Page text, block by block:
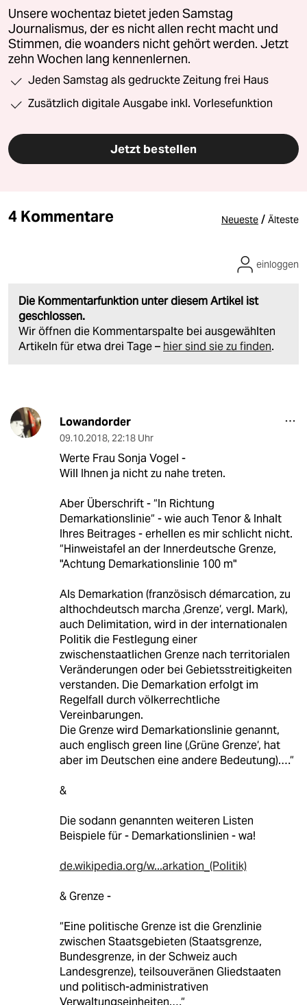
Unsere wochentaz bietet jeden Samstag
Journalismus, der es nicht allen recht macht und
Stimmen, die woanders nicht gehört werden. Jetzt
zehn Wochen lang kennenlernen.
Jeden Samstag als gedruckte Zeitung frei Haus
Zusätzlich digitale Ausgabe inkl. Vorlesefunktion
Jetzt bestellen
4 Kommentare Neueste / Älteste
Die Kommentarfunktion unter diesem Artikel ist
geschlossen.
Wir öffnen die Kommentarspalte bei ausgewählten
Artikeln für etwa drei Tage – hier sind sie zu finden.
einloggen
Lowandorder
09.10.2018, 22:18 Uhr
Werte Frau Sonja Vogel -
Will Ihnen ja nicht zu nahe treten.
Aber Überschrift - “In Richtung
Demarkationslinie“ - wie auch Tenor & Inhalt
Ihres Beitrages - erhellen es mir schlicht nicht.
“Hinweistafel an der Innerdeutsche Grenze,
"Achtung Demarkationslinie 100 m"
Als Demarkation (französisch démarcation, zu
althochdeutsch marcha ‚Grenze‘, vergl. Mark),
auch Delimitation, wird in der internationalen
Politik die Festlegung einer
zwischenstaatlichen Grenze nach territorialen
Veränderungen oder bei Gebietsstreitigkeiten
verstanden. Die Demarkation erfolgt im
Regelfall durch völkerrechtliche
Vereinbarungen.
Die Grenze wird Demarkationslinie genannt,
auch englisch green line (‚Grüne Grenze‘, hat
aber im Deutschen eine andere Bedeutung).…“
&
Die sodann genannten weiteren Listen
Beispiele für - Demarkationslinien - wa!
de.wikipedia.org/w...arkation_(Politik)
& Grenze -
“Eine politische Grenze ist die Grenzlinie
zwischen Staatsgebieten (Staatsgrenze,
Bundesgrenze, in der Schweiz auch
Landesgrenze), teilsouveränen Gliedstaaten
und politisch-administrativen
Verwaltungseinheiten.…“